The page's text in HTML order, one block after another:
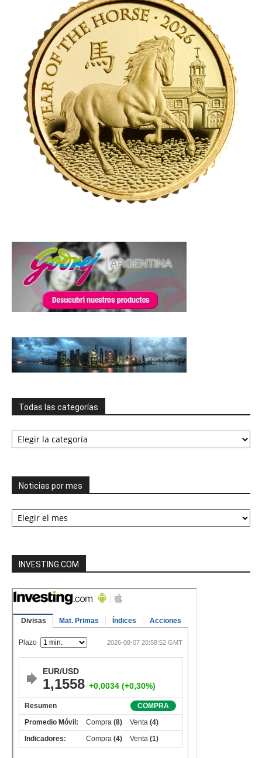
Todas las categorías
Todas
las
Noticias por mes
Noticias
por
INVESTING.COM